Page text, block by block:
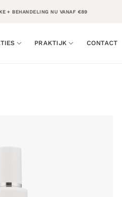
+ BEHANDELING NU VANAF €89
PRAKTIJK CONTACT